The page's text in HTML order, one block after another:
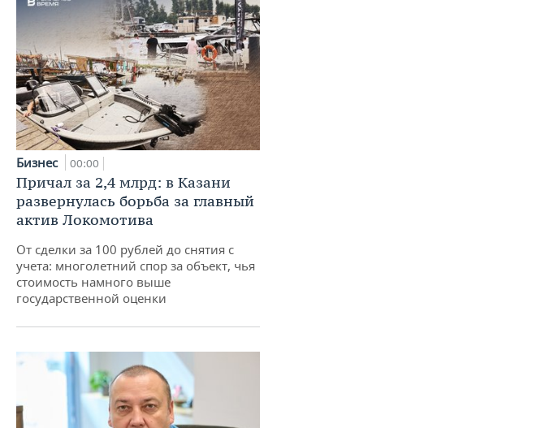
Бизнес 00:00
Причал за 2,4 млрд: в Казани
развернулась борьба за главный
актив Локомотива
От сделки за 100 рублей до снятия с
учета: многолетний спор за объект, чья
стоимость намного выше
государственной оценки